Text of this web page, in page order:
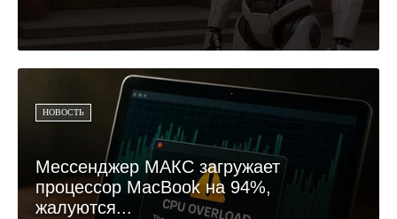
НОВОСТЬ
Мессенджер МАКС загружает
процессор MacBook на 94%,
жалуются...